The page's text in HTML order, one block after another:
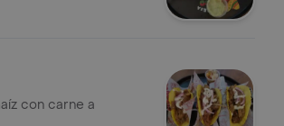
con carne a